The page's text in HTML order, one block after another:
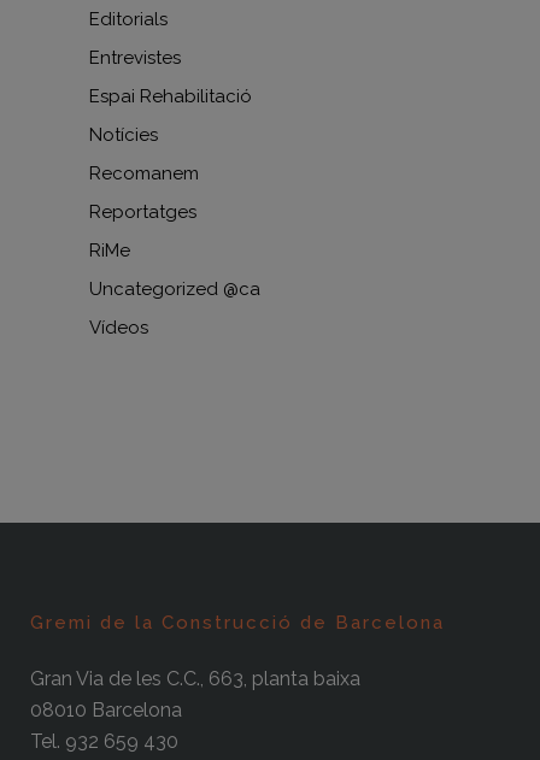
Editorials
Entrevistes
Espai Rehabilitació
Notícies
Recomanem
Reportatges
RiMe
Uncategorized @ca
Vídeos
Gremi de la Construcció de Barcelona
Gran Via de les C.C., 663, planta baixa
08010 Barcelona
Tel. 932 659 430